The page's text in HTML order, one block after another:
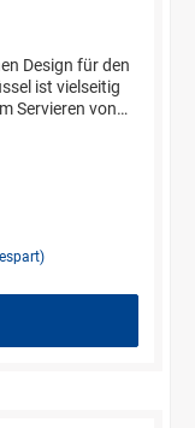
Design für den
ist vielseitig
Servieren von